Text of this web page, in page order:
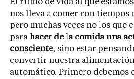
El ritmo de vida al que
nos lleva a comer con tiempos
pero muchas veces no los que
para hacer de la comida una
consciente, sino estar
convertir nuestra
automático. Primero debemos